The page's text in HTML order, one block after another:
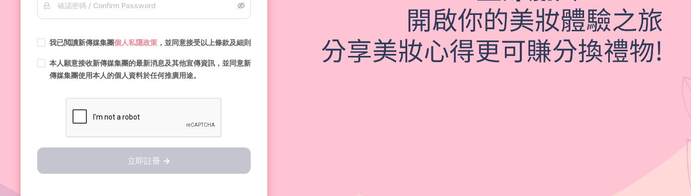
確認密碼 / Confirm Password
我已閲讀新傳媒集團個人私隱政策 ，並同意接受以上條款及細則
本人願意接收新傳媒集團的最新消息及其他宣傳資訊，並同意新
傳媒集團使用本人的個人資料於任何推廣用途。
立即註冊